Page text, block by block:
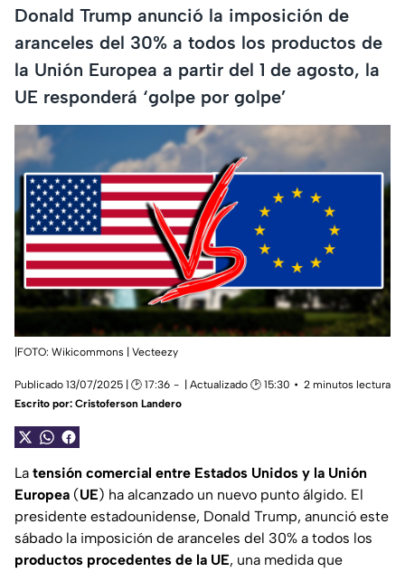
Donald Trump anunció la imposición de
aranceles del 30% a todos los productos de
la Unión Europea a partir del 1 de agosto, la
UE responderá ‘golpe por golpe’
|FOTO: Wikicommons | Vecteezy
Publicado 13/07/2025 | 🕑 17:36 | Actualizado 🕑 15:30
2 minutos lectura
Escrito por: Cristoferson Landero
La tensión comercial entre Estados Unidos y la Unión
Europea (UE) ha alcanzado un nuevo punto álgido. El
presidente estadounidense, Donald Trump, anunció este
sábado la imposición de aranceles del 30% a todos los
productos procedentes de la UE, una medida que